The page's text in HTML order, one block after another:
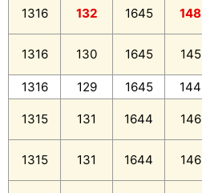
1316 132 1645 148
1316 130 1645 145
1316
129 1645 144
1315 131 1644 146
1315 131 1644 146